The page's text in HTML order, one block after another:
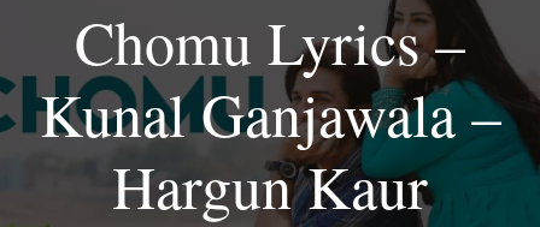
Chomu Lyrics –
Kunal Ganjawala –
Hargun Kaur